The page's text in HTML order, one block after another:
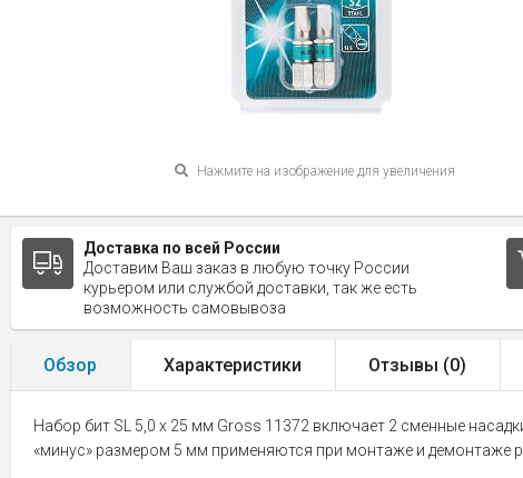
Нажмите на изображение для увеличения
Доставка по всей России
Доставим Ваш заказ в любую точку России
курьером или службой доставки, так же есть
возможность самовывоза
Обзор Характеристики Отзывы (0)
Набор бит SL 5,0 х 25 мм Gross 11372 включает 2 сменные
«минус» размером 5 мм применяются при монтаже и демонтаже